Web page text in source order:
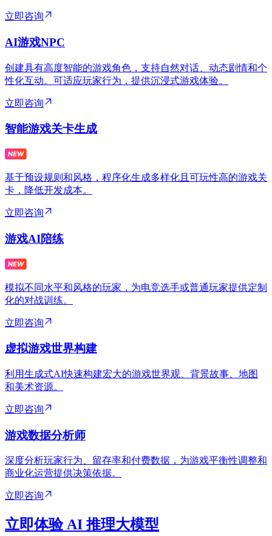
立即咨询
AI游戏NPC
创建具有高度智能的游戏角色，支持自然对话、动态剧情和个
性化互动。可适应玩家行为，提供沉浸式游戏体验。
立即咨询
智能游戏关卡生成
基于预设规则和风格，程序化生成多样化且可玩性高的游戏关
卡，降低开发成本。
立即咨询
游戏AI陪练
模拟不同水平和风格的玩家，为电竞选手或普通玩家提供定制
化的对战训练。
立即咨询
虚拟游戏世界构建
利用生成式AI快速构建宏大的游戏世界观、背景故事、地图
和美术资源。
立即咨询
游戏数据分析师
深度分析玩家行为、留存率和付费数据，为游戏平衡性调整和
商业化运营提供决策依据。
立即咨询
立即体验 AI 推理大模型